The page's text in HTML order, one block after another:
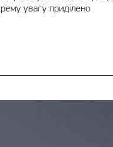
увагу приділено